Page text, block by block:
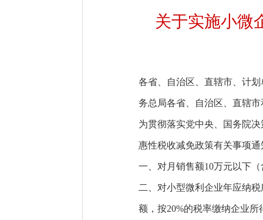
关于实施小微
各省、自治区、直辖市、计
务总局各省、自治区、直辖
为贯彻落实党中央、国务院
惠性税收减免政策有关事项通
一、对月销售额10万元以下
二、对小型微利企业年应纳
额，按20%的税率缴纳企业